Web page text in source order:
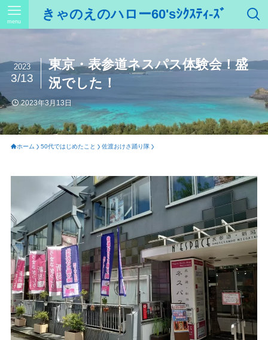
きゃのえのハロー60'sｼｸｽﾃｨ-ｽﾞ
menu
東京・表参道ネスパス体験会！盛
況でした！
2023
3/13
2023年3月13日
ホーム 50代ではじめたこと 佐渡おけさ踊り隊